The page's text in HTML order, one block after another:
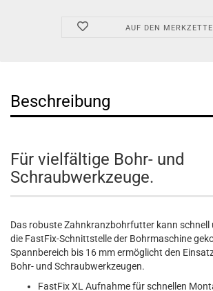
AUF DEN
Beschreibung
Für vielfältige Bohr- und
Schraubwerkzeuge.
Das robuste Zahnkranzbohrfutter kann schnell
die FastFix-Schnittstelle der Bohrmaschine
Spannbereich bis 16 mm ermöglicht den
Bohr- und Schraubwerkzeugen.
FastFix XL Aufnahme für schnellen